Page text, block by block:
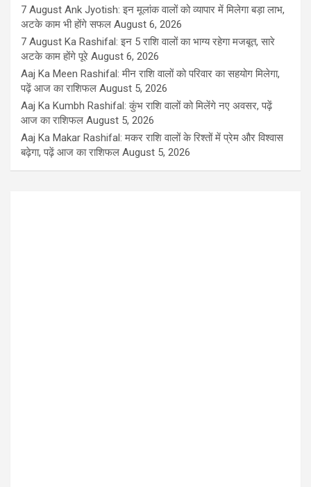
7 August Ank Jyotish: इन मूलांक वालों को व्यापार में मिलेगा बड़ा लाभ,
अटके काम भी होंगे सफल August 6, 2026
7 August Ka Rashifal: इन 5 राशि वालों का भाग्य रहेगा मजबूत, सारे
अटके काम होंगे पूरे August 6, 2026
Aaj Ka Meen Rashifal: मीन राशि वालों को परिवार का सहयोग मिलेगा,
पढ़ें आज का राशिफल August 5, 2026
Aaj Ka Kumbh Rashifal: कुंभ राशि वालों को मिलेंगे नए अवसर, पढ़ें
आज का राशिफल August 5, 2026
Aaj Ka Makar Rashifal: मकर राशि वालों के रिश्तों में प्रेम और विश्वास
बढ़ेगा, पढ़ें आज का राशिफल August 5, 2026